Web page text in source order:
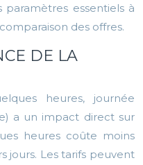
essentiels à
des offres.
DE LA
heures, journée
a un impact direct sur
heures coûte moins
jours. Les tarifs peuvent